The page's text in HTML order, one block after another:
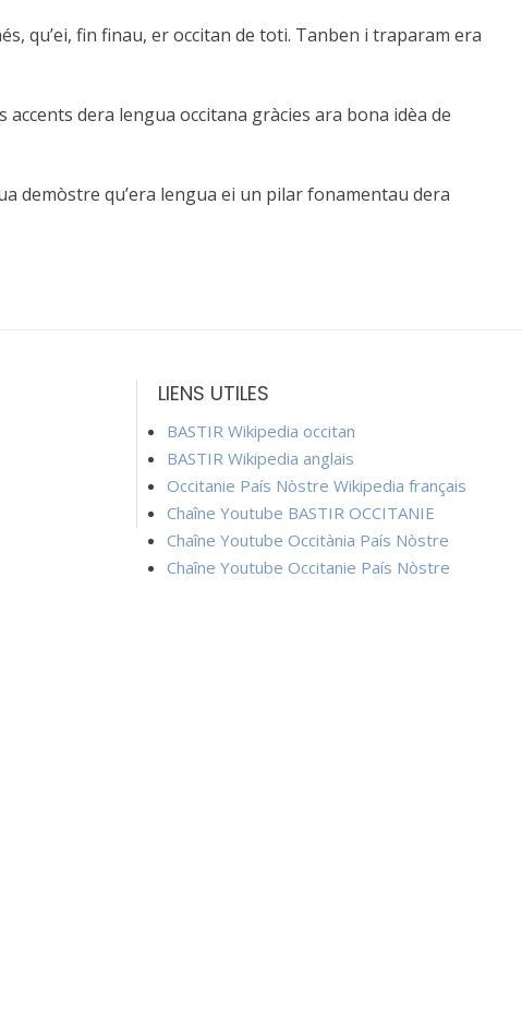
qu’ei, fin finau, er occitan de toti. Tanben i traparam era
dera lengua occitana gràcies ara bona idèa de
demòstre qu’era lengua ei un pilar fonamentau dera
LIENS UTILES
BASTIR Wikipedia occitan
BASTIR Wikipedia anglais
Occitanie País Nòstre Wikipedia français
Chaîne Youtube BASTIR OCCITANIE
Chaîne Youtube Occitània País Nòstre
Chaîne Youtube Occitanie País Nòstre